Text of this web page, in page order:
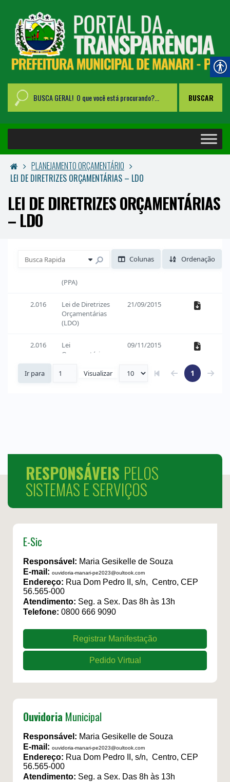
PLANEJAMENTO ORÇAMENTÁRIO
LEI DE DIRETRIZES ORÇAMENTÁRIAS – LDO
LEI DE DIRETRIZES ORÇAMENTÁRIAS
– LDO
RESPONSÁVEIS PELOS
SISTEMAS E SERVIÇOS
E-Sic
Responsável: Maria Gesikelle de Souza
E-mail: ouvidoria-manari-pe2023@oultook.com
Endereço: Rua Dom Pedro II, s/n, Centro, CEP
56.565-000
Atendimento: Seg. a Sex. Das 8h às 13h
Telefone: 0800 666 9090
Registrar Manifestação
Pedido Virtual
Ouvidoria Municipal
Responsável: Maria Gesikelle de Souza
E-mail: ouvidoria-manari-pe2023@oultook.com
Endereço: Rua Dom Pedro II, s/n, Centro, CEP
56.565-000
Atendimento: Seg. a Sex. Das 8h às 13h